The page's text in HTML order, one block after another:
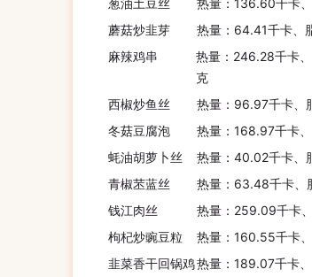
葱油土豆丝 热量：136.60千卡
蘑菇炒韭芽
热量：64.41千卡、
麻辣鸡串
热量：246.28千卡
克
西椒炒鱼丝 热量：96.97千卡、
冬菇豆腐泡
热量：168.97千卡
蚝油胡萝卜丝
热量：40.02千卡、
青椒苤蓝丝
热量：63.48千卡、
钱江肉丝
热量：259.09千卡
枸杞炒豌豆粒
热量：160.55千卡
韭菜香干回锅鸡热量：189.07千卡